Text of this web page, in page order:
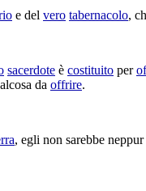
e del vero tabernacolo,
sacerdote è costituito per
da offrire.
, egli non sarebbe neppur